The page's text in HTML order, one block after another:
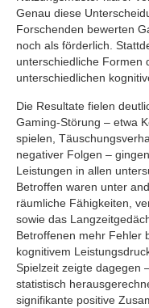
Genau diese
Forschenden bewerten
noch als förderlich.
unterschiedliche Formen
unterschiedlichen
Die Resultate fielen
Gaming-Störung – etwa
spielen,
negativer Folgen –
Leistungen in allen
Betroffen waren unter
räumliche Fähigkeiten,
sowie das
Betroffenen mehr Fehler
kognitivem
Spielzeit zeigte dagegen
statistisch
signifikante positive